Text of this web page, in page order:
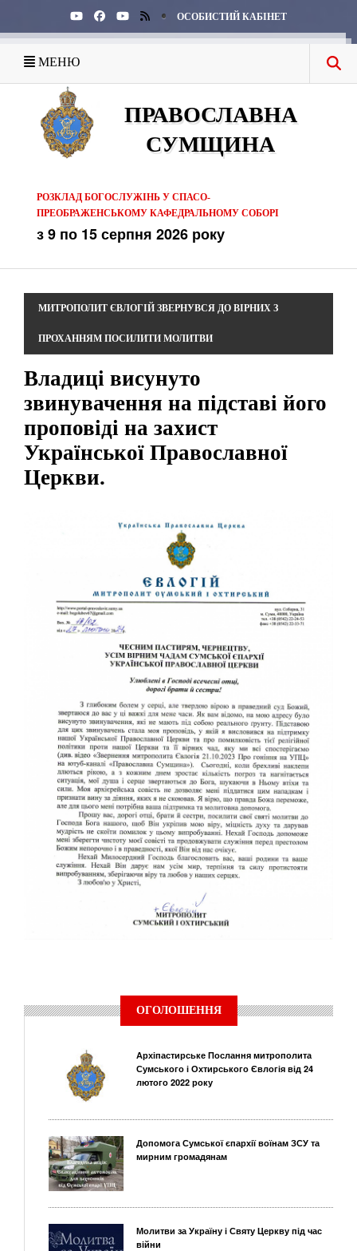
ОСОБИСТИЙ КАБІНЕТ
МЕНЮ
ПРАВОСЛАВНА
СУМЩИНА
РОЗКЛАД БОГОСЛУЖІНЬ У СПАСО-
ПРЕОБРАЖЕНСЬКОМУ КАФЕДРАЛЬНОМУ СОБОРІ
з 9 по 15 серпня 2026 року
МИТРОПОЛИТ ЄВЛОГІЙ ЗВЕРНУВСЯ ДО ВІРНИХ З
ПРОХАННЯМ ПОСИЛИТИ МОЛИТВИ
Владиці висунуто
звинувачення на підставі його
проповіді на захист
Української Православної
Церкви.
ОГОЛОШЕННЯ
Архіпастирське Послання митрополита
Сумського і Охтирського Євлогія від 24
лютого 2022 року
Допомога Сумської єпархії воїнам ЗСУ та
мирним громадянам
Молитви за Україну і Святу Церкву під час
війни